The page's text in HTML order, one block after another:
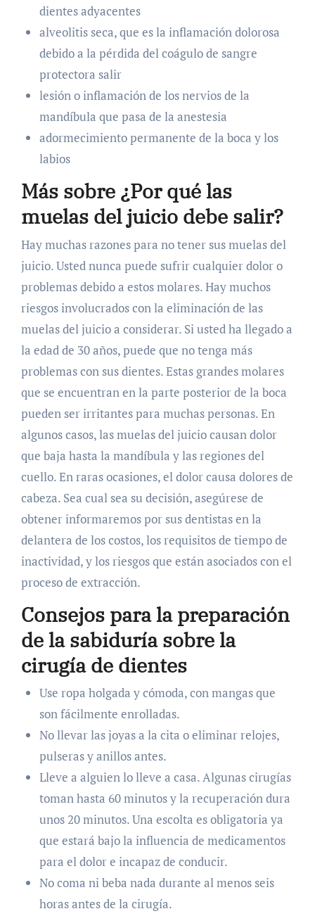
dientes adyacentes
alveolitis seca, que es la inflamación dolorosa
debido a la pérdida del coágulo de sangre
protectora salir
lesión o inflamación de los nervios de la
mandíbula que pasa de la anestesia
adormecimiento permanente de la boca y los
labios
Más sobre ¿Por qué las
muelas del juicio debe salir?
Hay muchas razones para no tener sus muelas del
juicio. Usted nunca puede sufrir cualquier dolor o
problemas debido a estos molares. Hay muchos
riesgos involucrados con la eliminación de las
muelas del juicio a considerar. Si usted ha llegado a
la edad de 30 años, puede que no tenga más
problemas con sus dientes. Estas grandes molares
que se encuentran en la parte posterior de la boca
pueden ser irritantes para muchas personas. En
algunos casos, las muelas del juicio causan dolor
que baja hasta la mandíbula y las regiones del
cuello. En raras ocasiones, el dolor causa dolores de
cabeza. Sea cual sea su decisión, asegúrese de
obtener informaremos por sus dentistas en la
delantera de los costos, los requisitos de tiempo de
inactividad, y los riesgos que están asociados con el
proceso de extracción.
Consejos para la preparación
de la sabiduría sobre la
cirugía de dientes
Use ropa holgada y cómoda, con mangas que
son fácilmente enrolladas.
No llevar las joyas a la cita o eliminar relojes,
pulseras y anillos antes.
Lleve a alguien lo lleve a casa. Algunas cirugías
toman hasta 60 minutos y la recuperación dura
unos 20 minutos. Una escolta es obligatoria ya
que estará bajo la influencia de medicamentos
para el dolor e incapaz de conducir.
No coma ni beba nada durante al menos seis
horas antes de la cirugía.